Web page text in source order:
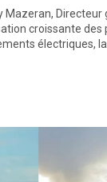
Directeur
croissante des
électriques, la